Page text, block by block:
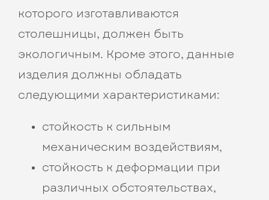
которого изготавливаются
столешницы, должен быть
экологичным. Кроме этого, данные
изделия должны обладать
следующими характеристиками:
стойкость к сильным
механическим воздействиям,
стойкость к деформации при
различных обстоятельствах,